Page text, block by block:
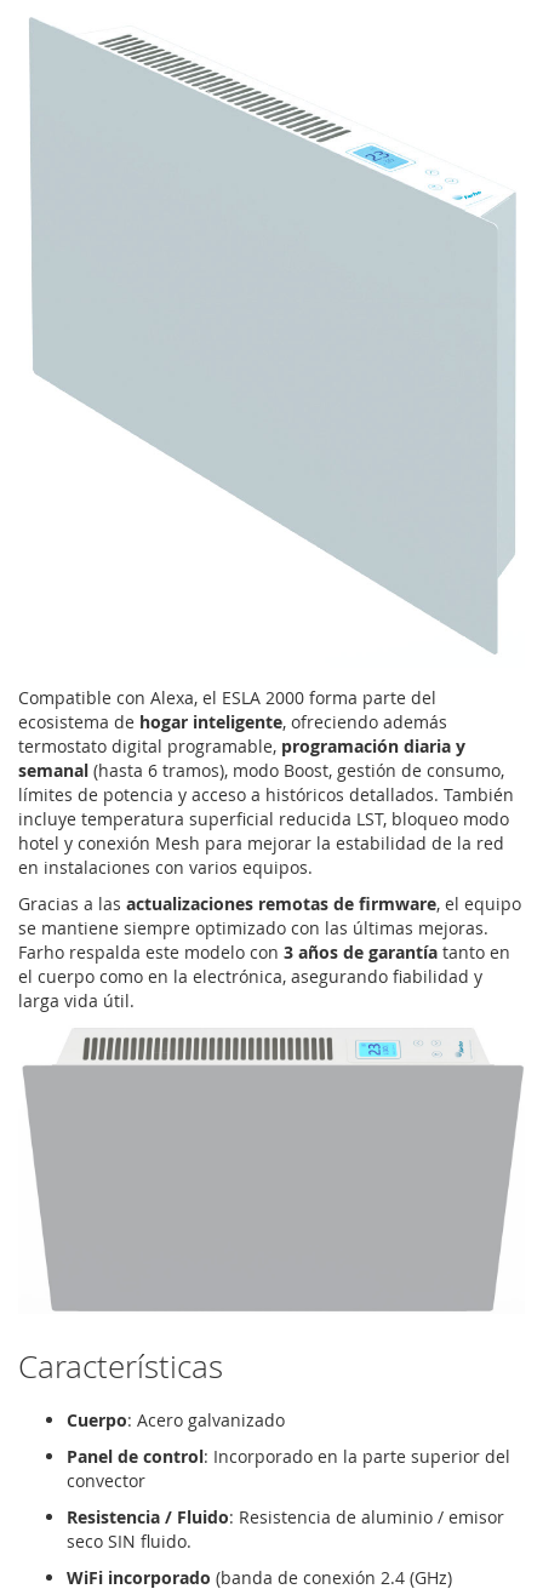
Compatible con Alexa, el ESLA 2000 forma parte del
ecosistema de hogar inteligente, ofreciendo además
termostato digital programable, programación diaria y
semanal (hasta 6 tramos), modo Boost, gestión de consumo,
límites de potencia y acceso a históricos detallados. También
incluye temperatura superficial reducida LST, bloqueo modo
hotel y conexión Mesh para mejorar la estabilidad de la red
en instalaciones con varios equipos.
Gracias a las actualizaciones remotas de firmware, el equipo
se mantiene siempre optimizado con las últimas mejoras.
Farho respalda este modelo con 3 años de garantía tanto en
el cuerpo como en la electrónica, asegurando fiabilidad y
larga vida útil.
Características
Cuerpo: Acero galvanizado
Panel de control: Incorporado en la parte superior del
convector
Resistencia / Fluido: Resistencia de aluminio / emisor
seco SIN fluido.
WiFi incorporado (banda de conexión 2.4 (GHz)